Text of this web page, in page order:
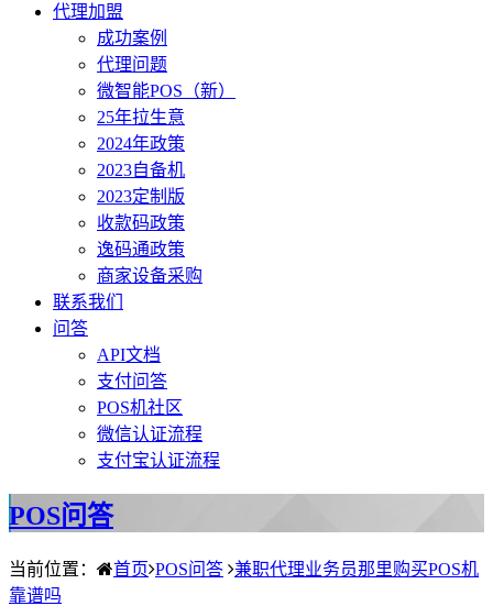
代理加盟
成功案例
代理问题
微智能POS（新）
25年拉生意
2024年政策
2023自备机
2023定制版
收款码政策
逸码通政策
商家设备采购
联系我们
问答
API文档
支付问答
POS机社区
微信认证流程
支付宝认证流程
POS问答
当前位置： 首页 POS问答 兼职代理业务员那里购买POS机
靠谱吗